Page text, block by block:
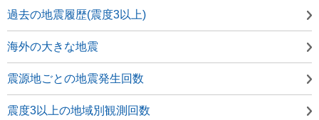
過去の地震履歴(震度3以上)
海外の大きな地震
震源地ごとの地震発生回数
震度3以上の地域別観測回数